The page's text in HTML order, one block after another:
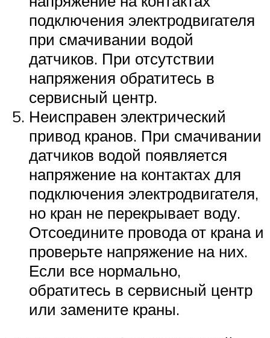
подключения электродвигателя
при смачивании водой
датчиков. При отсутствии
напряжения обратитесь в
сервисный центр.
Неисправен электрический
привод кранов. При смачивании
датчиков водой появляется
напряжение на контактах для
подключения электродвигателя,
но кран не перекрывает воду.
Отсоедините провода от крана и
проверьте напряжение на них.
Если все нормально,
обратитесь в сервисный центр
или замените краны.